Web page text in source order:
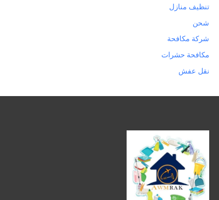
تنظيف منازل
شحن
شركة مكافحة
مكافحة حشرات
نقل عفش